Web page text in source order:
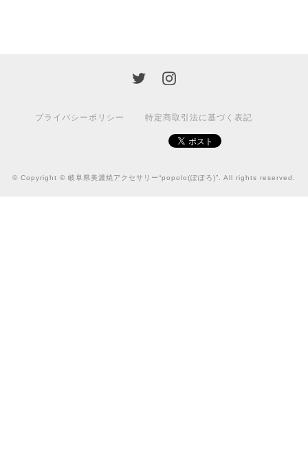
プライバシーポリシー 特定商取引法に基づく表記
© Copyright © 岐阜県美濃焼アクセサリー“popolo(ぽぽろ)”. All rights reserved.